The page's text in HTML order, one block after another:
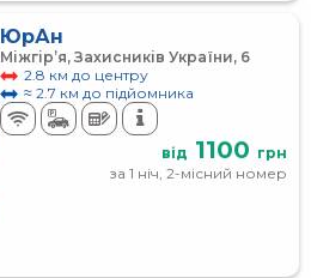
ЮрАн
Міжгір’я, Захисників України, 6
2.8 км до центру
≈ 2.7 км до підйомника
від 1100 грн
за 1 ніч, 2-місний номер